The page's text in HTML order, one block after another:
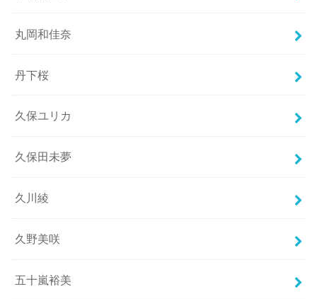
丸岡和佳奈
丹下桜
久保ユリカ
久保田未夢
久川綾
久野美咲
五十嵐裕美